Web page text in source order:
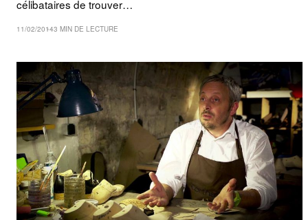
célibataires de trouver…
11/02/20143 MIN DE LECTURE